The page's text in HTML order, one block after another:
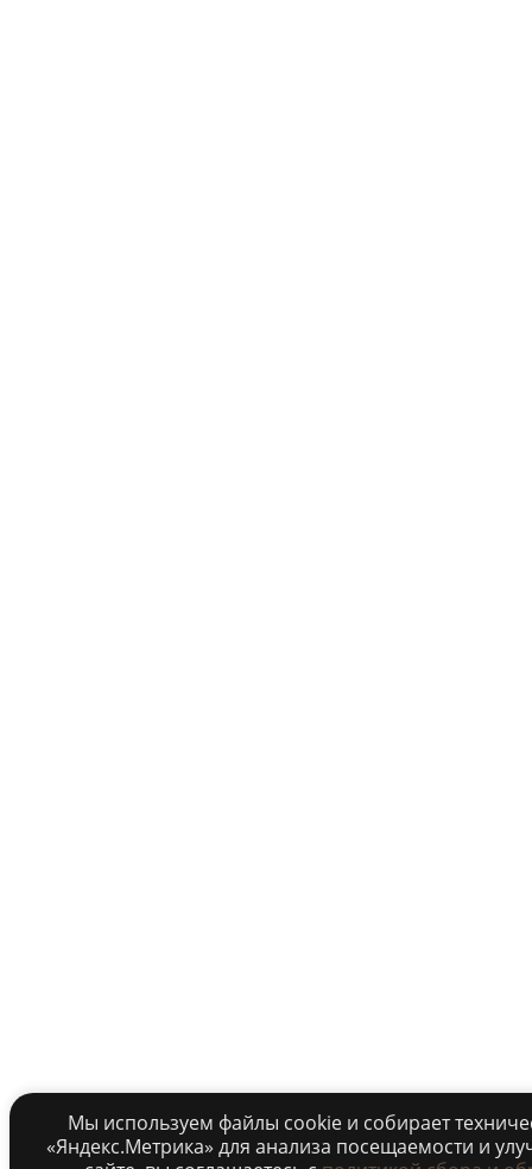
Мы используем файлы cookie и собирает
«Яндекс.Метрика» для анализа посещаемости и